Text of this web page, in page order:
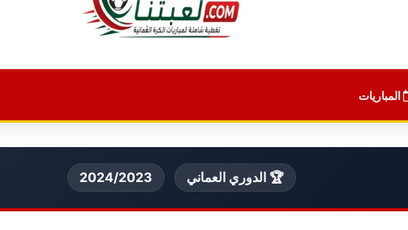
المباريات
🏆 الدوري العماني 2024/2023